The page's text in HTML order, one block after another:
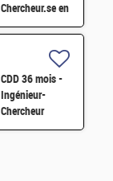
Chercheur.se en
caractérisation
atomique
tomographique
H/F
CDD 36 mois -
Ingénieur-
Chercheur
matériaux -